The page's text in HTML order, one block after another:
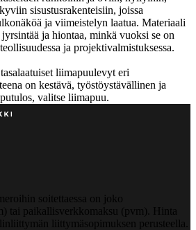
sisustusrakenteisiin, joissa
ja viimeistelyn laatua. Materiaali
ja hiontaa, minkä vuoksi se on
ja projektivalmistuksessa.
liimapuulevyt eri
on kestävä, työstöystävällinen ja
valitse liimapuu.
soitettaessa on joko
tai paikallisverkkomaksu (pvm). Hinta
liittymäsopimuksen perusteella.